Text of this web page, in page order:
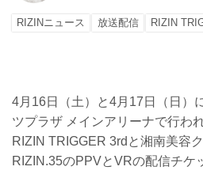
RIZINニュース 放送配信 RIZIN
4月16日（土）と4月17日（日）
ツプラザ メインアリーナで行わ
RIZIN TRIGGER 3rdと湘南美容
RIZIN.35のPPVとVRの配信チケ